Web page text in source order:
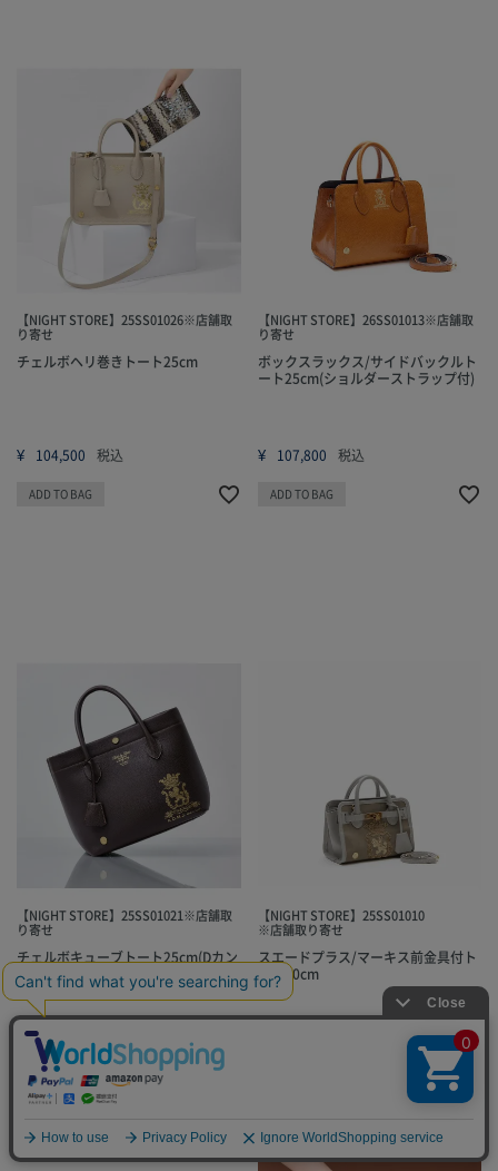
【NIGHT STORE】25SS01026※店舗取
り寄せ
チェルボヘリ巻きトート25cm
¥ 104,500 税込
ADD TO BAG
【NIGHT STORE】26SS01013※店舗取
り寄せ
ボックスラックス/サイドバックルト
ート25cm(ショルダーストラップ付)
¥ 107,800 税込
ADD TO BAG
【NIGHT STORE】25SS01021※店舗取
り寄せ
チェルボキューブトート25cm(Dカン
+)
110,000 税込
ADD TO BAG
【NIGHT STORE】25SS01010
※店舗取り寄せ
スエードプラス/マーキス前金具付ト
ート20cm